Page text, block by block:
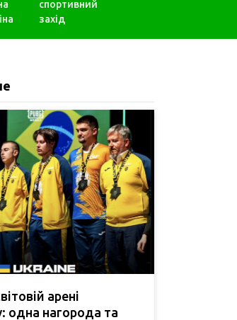
спортивний
захід
арені
одна нагорода та